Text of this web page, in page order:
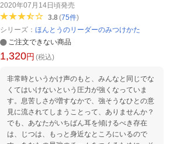
2020年07月14日頃発売
3.8(75件)
シリーズ： ほんとうのリーダーのみつけかた
ご注文できない商品
1,320円 (税込)
非常時というかけ声のもと、みんなと同じでな
くてはいけないという圧力が強くなっていま
す。息苦しさが増すなかで、強そうなひとの意
見に流されてしまうことって、ありませんか？
でも、あなたがいちばん耳を傾けるべき存在
は、じつは、もっと身近なところにいるので